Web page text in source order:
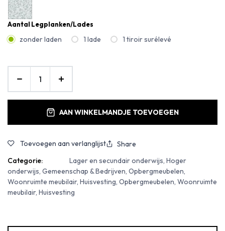
Aantal Legplanken/lades
zonder laden 1 lade 1 tiroir surélevé
AAN WINKELMANDJE TOEVOEGEN
Toevoegen aan verlanglijst
Share
Categorie:
Lager en secundair onderwijs, Hoger
onderwijs, Gemeenschap & Bedrijven, Opbergmeubelen,
Woonruimte meubilair, Huisvesting, Opbergmeubelen, Woonruimte
meubilair, Huisvesting